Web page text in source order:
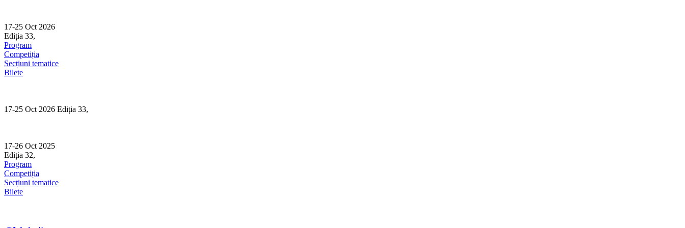
content
17-25 Oct 2026
Ediția 33,
Program
Competiția
Secțiuni tematice
Bilete
17-25 Oct 2026 Ediția 33,
17-26 Oct 2025
Ediția 32,
Program
Competiția
Secțiuni tematice
Bilete